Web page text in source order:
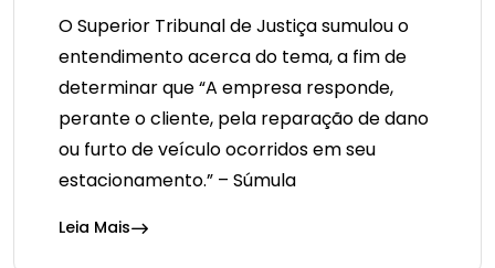
O Superior Tribunal de Justiça sumulou o
entendimento acerca do tema, a fim de
determinar que “A empresa responde,
perante o cliente, pela reparação de dano
ou furto de veículo ocorridos em seu
estacionamento.” – Súmula
Leia Mais